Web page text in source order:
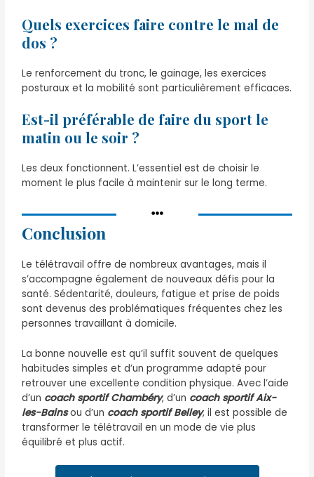
Quels exercices faire contre le mal de
dos ?
Le renforcement du tronc, le gainage, les exercices
posturaux et la mobilité sont particulièrement efficaces.
Est-il préférable de faire du sport le
matin ou le soir ?
Les deux fonctionnent. L’essentiel est de choisir le
moment le plus facile à maintenir sur le long terme.
Conclusion
Le télétravail offre de nombreux avantages, mais il
s’accompagne également de nouveaux défis pour la
santé. Sédentarité, douleurs, fatigue et prise de poids
sont devenus des problématiques fréquentes chez les
personnes travaillant à domicile.
La bonne nouvelle est qu’il suffit souvent de quelques
habitudes simples et d’un programme adapté pour
retrouver une excellente condition physique. Avec l’aide
d’un coach sportif Chambéry, d’un coach sportif Aix-
les-Bainsou d’un coach sportif Belley, il est possible de
transformer le télétravail en un mode de vie plus
équilibré et plus actif.